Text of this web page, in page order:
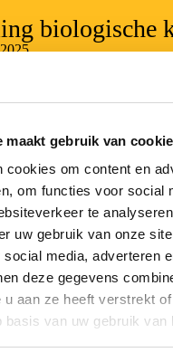
maakt gebruik van
cookies om content en
om functies voor social
te
uw gebruik van onze
social media, adverteren
deze gegevens
u aan ze heeft verstrekt
basis van uw gebruik van
biologische
belastingadviseur bij
verhoudingen soms
nu nog onderscheid tussen
Dit leidt soms tot
geldt een
1 en betalen de
vrijstellingen. Biologische
vielen tot nu toe buiten
meer belasting betalen
er per 2026?
worden voortaan
krijgen zij dezelfde fiscale
dit voor jou?
biologische kinderen